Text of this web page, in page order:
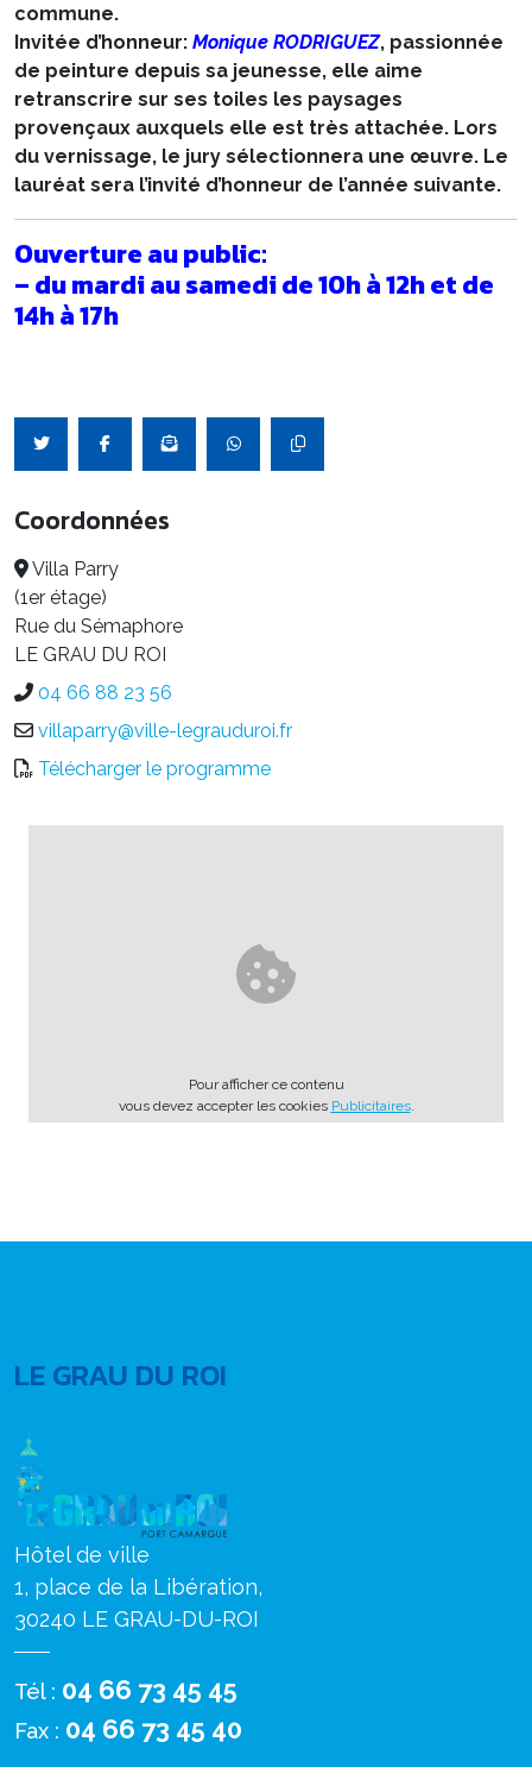
commune.
Invitée d’honneur: Monique RODRIGUEZ, passionnée
de peinture depuis sa jeunesse, elle aime
retranscrire sur ses toiles les paysages
provençaux auxquels elle est très attachée. Lors
du vernissage, le jury sélectionnera une œuvre. Le
lauréat sera l’invité d’honneur de l’année suivante.
Ouverture au public:
– du mardi au samedi de 10h à 12h et de
14h à 17h
Coordonnées
Villa Parry
(1er étage)
Rue du Sémaphore
LE GRAU DU ROI
04 66 88 23 56
villaparry@ville-legrauduroi.fr
Télécharger le programme
Pour afficher ce contenu
vous devez accepter les cookies Publicitaires.
LE GRAU DU ROI
Hôtel de ville
1, place de la Libération,
30240 LE GRAU-DU-ROI
Tél : 04 66 73 45 45
Fax : 04 66 73 45 40